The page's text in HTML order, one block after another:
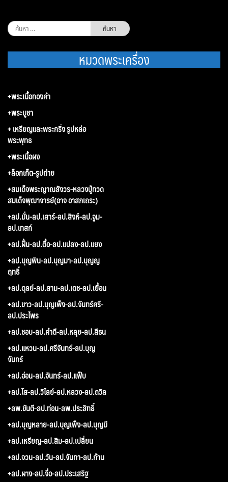
ค้นหา
สำหรับ:
หมวดพระเครื่อง
+พระเนื้อทองคำ
+พระบูชา
+ เหรียญและพระกริ่ง รูปหล่อ
พระพุทธ
+พระเนื้อผง
+ล็อกเก็ต-รูปถ่าย
+สมเด็จพระญาณสังวร-หลวงปู่ทวด
สมเด็จพุฒาจารย์(อาจ อาสภเถระ)
+ลป.มั่น-ลป.เสาร์-ลป.สิงห์-ลป.จูม-
ลป.เทสก์
+ลป.ฝั้น-ลป.ตื้อ-ลป.แปลง-ลป.แยง
+ลป.บุญพิน-ลป.บุญมา-ลป.บุญญ
ฤทธิ์
+ลป.ดุลย์-ลป.สาม-ลป.เดช-ลป.เยื้อน
+ลป.ขาว-ลป.บุญเพ็ง-ลป.จันทร์ศรี-
ลป.ประไพร
+ลป.ชอบ-ลป.คำดี-ลป.หลุย-ลป.สีธน
+ลป.แหวน-ลป.ศรีจันทร์-ลป.บุญ
จันทร์
+ลป.อ่อน-ลป.จันทร์-ลป.แฟ็บ
+ลป.โส-ลป.วิไลย์-ลป.หลวง-ลป.ถวิล
+ลพ.ขันตี-ลป.ท่อน-ลพ.ประสิทธิ์
+ลป.บุญหลาย-ลป.บุญเพ็ง-ลป.บุญมี
+ลป.เหรียญ-ลป.สิม-ลป.เปลี่ยน
+ลป.จวน-ลป.วัน-ลป.จันทา-ลป.ก้าน
+ลป.ผาง-ลป.จื่อ-ลป.ประเสริฐ